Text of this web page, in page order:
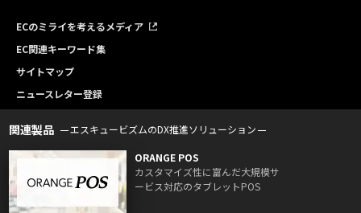
ECのミライを考えるメディア
EC関連キーワード集
サイトマップ
ニュースレター登録
関連製品 エスキュービズムのDX推進ソリューション
ORANGE POS
カスタマイズ性に富んだ大規模サ
ービス対応のタブレットPOS